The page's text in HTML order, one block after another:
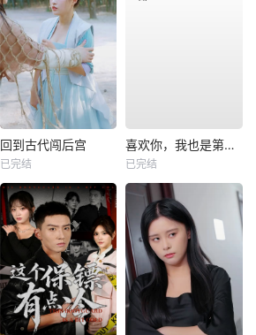
回到古代闯后宫
已完结
喜欢你，我也是第一部
已完结